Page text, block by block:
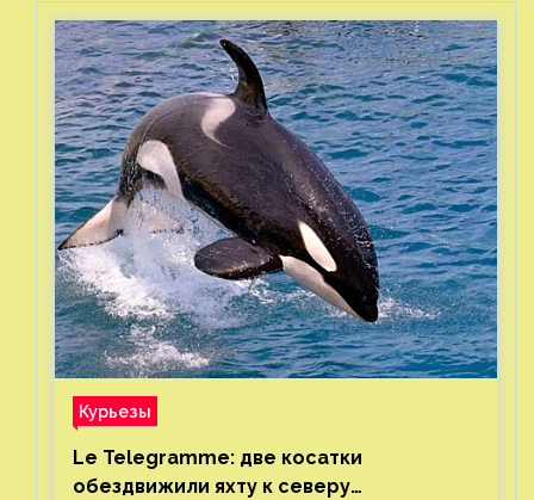
Курьезы
Le Telegramme: две косатки
обездвижили яхту к северу